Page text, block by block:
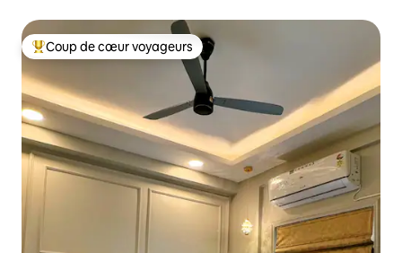
Coup de cœur voyageurs parmi les plus aimés
Coup de cœur voyageurs